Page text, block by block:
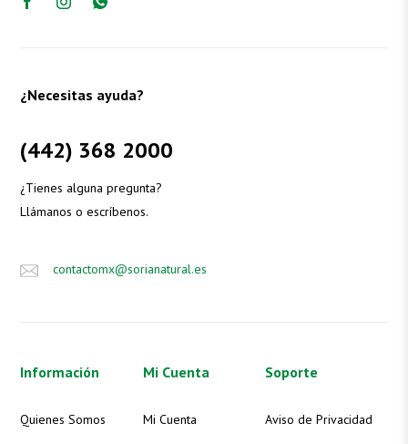
¿Necesitas ayuda?
(442) 368 2000
¿Tienes alguna pregunta?
Llámanos o escríbenos.
contactomx@sorianatural.es
Información
Quienes Somos
Mi Cuenta
Mi Cuenta
Soporte
Aviso de Privacidad